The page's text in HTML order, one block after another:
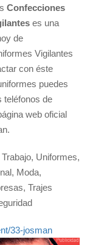
Confecciones
es una
de
Vigilantes
con éste
puedes
teléfonos de
web oficial
Uniformes,
Moda,
Trajes
33-josman